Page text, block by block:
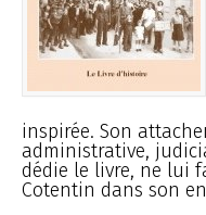
inspirée. Son
administrative,
dédie le livre, ne lui
Cotentin dans son